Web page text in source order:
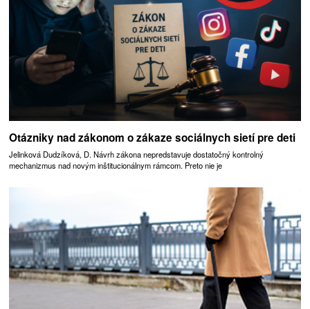
Otázniky nad zákonom o zákaze sociálnych sietí pre deti
Jelinková Dudzíková, D. Návrh zákona nepredstavuje dostatočný kontrolný
mechanizmus nad novým inštitucionálnym rámcom. Preto nie je